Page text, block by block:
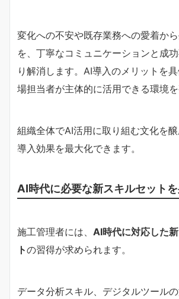
変化への不安や既存業務への愛着か
を、丁寧なコミュニケーションと成
り解消します。AI導入のメリットを
場担当者が主体的に活用できる環境を
組織全体でAI活用に取り組む文化を醸
導入効果を最大化できます。
AI時代に必要な新スキルセット
施工管理者には、 AI時代に対応した
トの習得が求められます。
データ分析スキル、デジタルツール